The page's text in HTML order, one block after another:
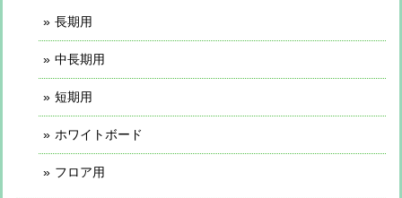
長期用
中長期用
短期用
ホワイトボード
フロア用